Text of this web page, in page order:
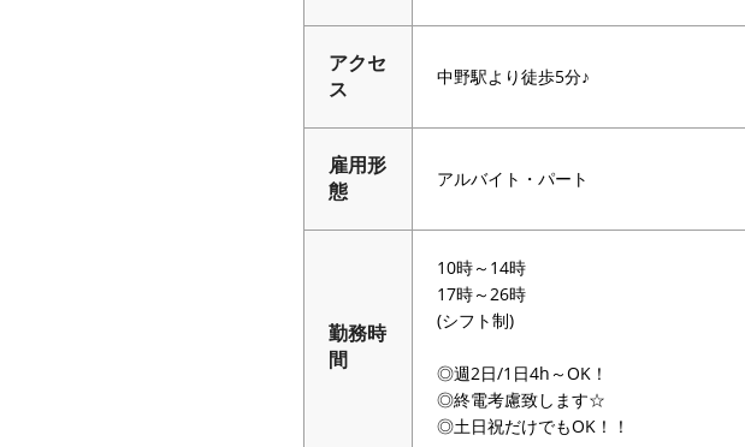
アクセ
ス
中野駅より徒歩5分♪
雇用形
態
アルバイト・パート
勤務時
間
10時～14時
17時～26時
(シフト制)
◎週2日/1日4h～OK！
◎終電考慮致します☆
◎土日祝だけでもOK！！